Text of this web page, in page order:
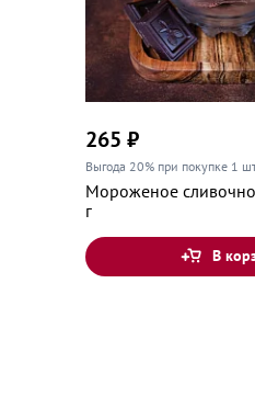
Дзержинск,
Циолковского, 66
Донского, 1А
Дмитров,
265 ₽
Выгода 20% при покупке 1
Мороженое
г
В